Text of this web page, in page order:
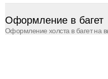
Оформление в багет
Оформление холста в багет на